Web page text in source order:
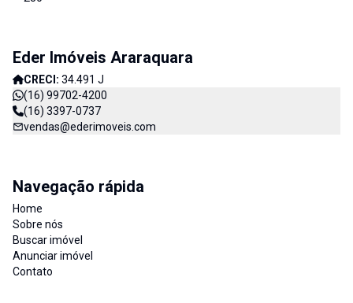
Eder Imóveis Araraquara
CRECI: 34.491 J
(16) 99702-4200
(16) 3397-0737
vendas@ederimoveis.com
Navegação rápida
Home
Sobre nós
Buscar imóvel
Anunciar imóvel
Contato